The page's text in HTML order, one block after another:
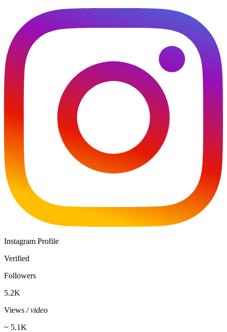
Instagram Profile
Verified
Followers
5.2K
Views / video
~ 5.1K